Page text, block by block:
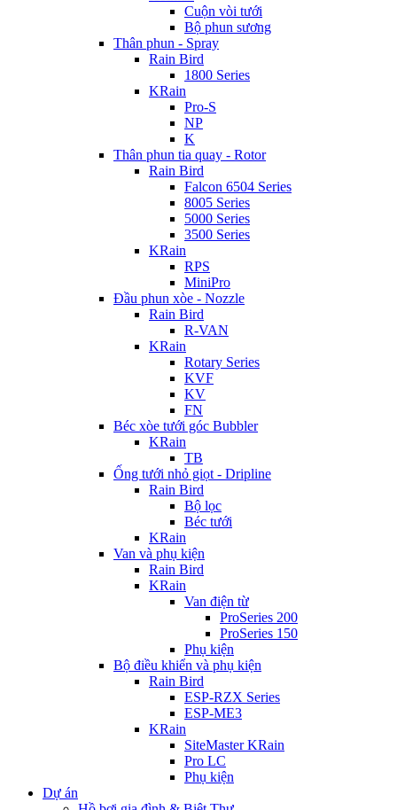
Cuộn vòi tưới
Bộ phun sương
Thân phun - Spray
Rain Bird
1800 Series
KRain
Pro-S
NP
K
Thân phun tia quay - Rotor
Rain Bird
Falcon 6504 Series
8005 Series
5000 Series
3500 Series
KRain
RPS
MiniPro
Đầu phun xòe - Nozzle
Rain Bird
R-VAN
KRain
Rotary Series
KVF
KV
FN
Béc xòe tưới góc Bubbler
KRain
TB
Ống tưới nhỏ giọt - Dripline
Rain Bird
Bộ lọc
Béc tưới
KRain
Van và phụ kiện
Rain Bird
KRain
Van điện từ
ProSeries 200
ProSeries 150
Phụ kiện
Bộ điều khiển và phụ kiện
Rain Bird
ESP-RZX Series
ESP-ME3
KRain
SiteMaster KRain
Pro LC
Phụ kiện
Dự án